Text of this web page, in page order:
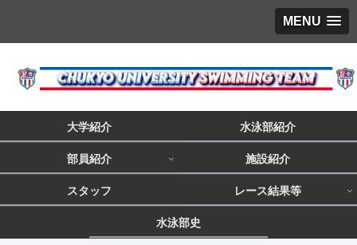
MENU
大学紹介 水泳部紹介
部員紹介 施設紹介
スタッフ レース結果等
水泳部史